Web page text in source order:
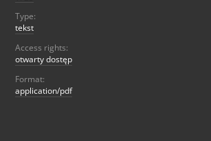
Type:
tekst
Access rights:
otwarty dostęp
Format:
application/pdf